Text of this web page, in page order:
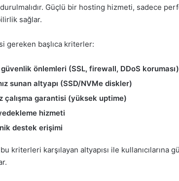
Güçlü bir hosting hizmeti, sadece
sağlar.
gereken başlıca kriterler:
önlemleri (SSL, firewall, DDoS koruması)
sunan altyapı (SSD/NVMe diskler)
çalışma garantisi (yüksek uptime)
hizmeti
destek erişimi
kriterleri karşılayan altyapısı ile